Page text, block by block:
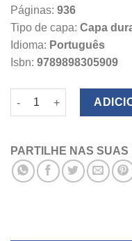
Páginas: 936
Tipo de capa: Capa
Idioma: Português
Isbn: 9789898305909
Quantidade de Código
PARTILHE NAS SUAS